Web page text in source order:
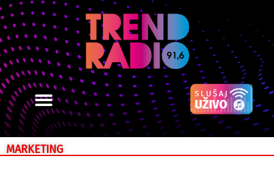
MARKETING